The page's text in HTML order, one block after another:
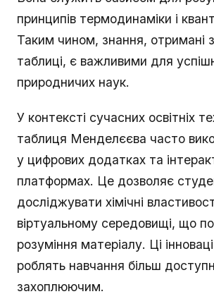
принципів термодинаміки і
Таким чином, знання, отримані
таблиці, є важливими для
природничих наук.
У контексті сучасних освітніх
таблиця Менделєєва часто
у цифрових додатках та
платформах. Це дозволяє
досліджувати хімічні
віртуальному середовищі, що
розуміння матеріалу. Ці
роблять навчання більш
захоплюючим.